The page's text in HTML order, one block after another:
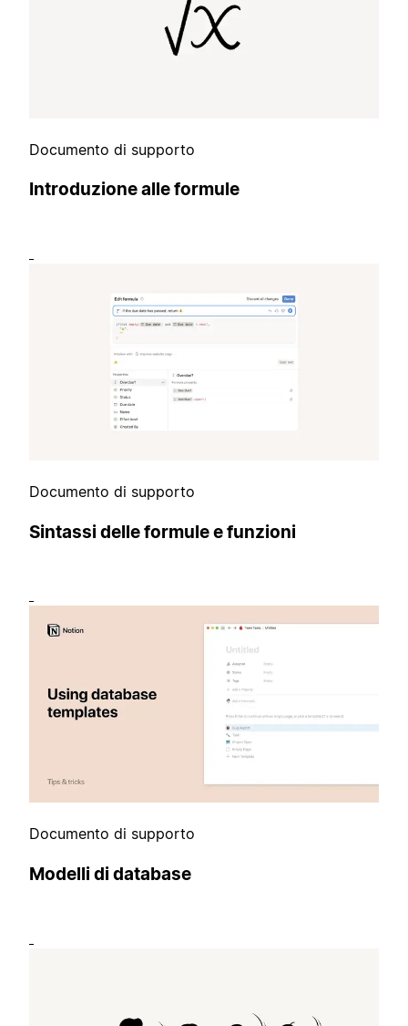
Documento di supporto
Introduzione alle formule
Documento di supporto
Sintassi delle formule e funzioni
Documento di supporto
Modelli di database